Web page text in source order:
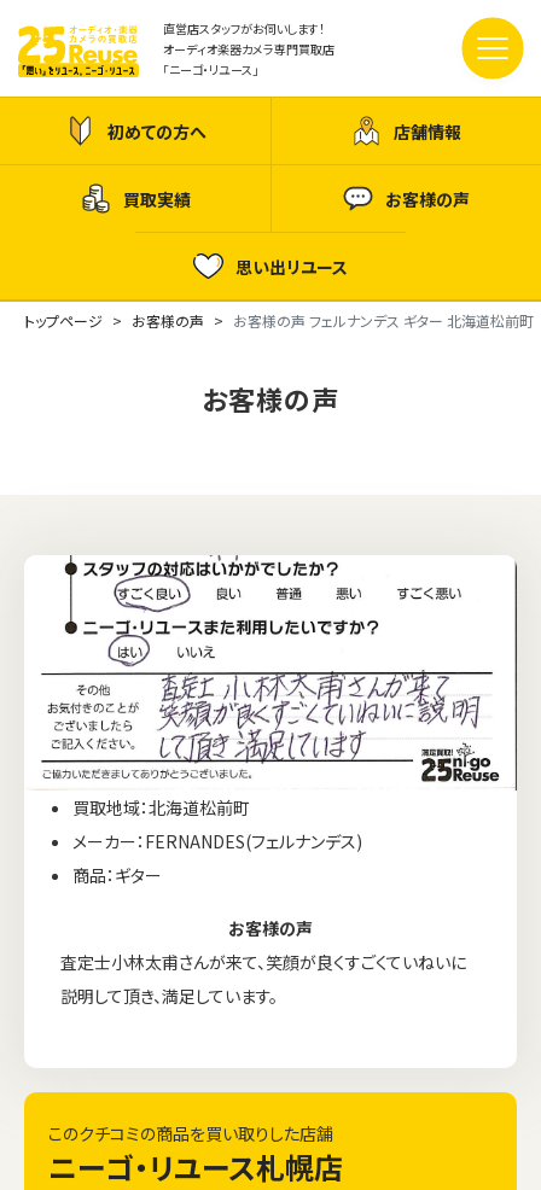
直営店スタッフがお伺いします！
オーディオ楽器カメラ専門買取店
「ニーゴ・リユース」
初めての方へ 店舗情報
買取実績 お客様の声
思い出リユース
トップページ お客様の声 お客様の声 フェルナンデス ギター 北海道松前町
お客様の声
買取地域：北海道松前町
メーカー：FERNANDES(フェルナンデス)
商品：ギター
お客様の声
査定士小林太甫さんが来て、笑顔が良くすごくていねいに
説明して頂き、満足しています。
このクチコミの商品を買い取りした店舗
ニーゴ・リユース札幌店